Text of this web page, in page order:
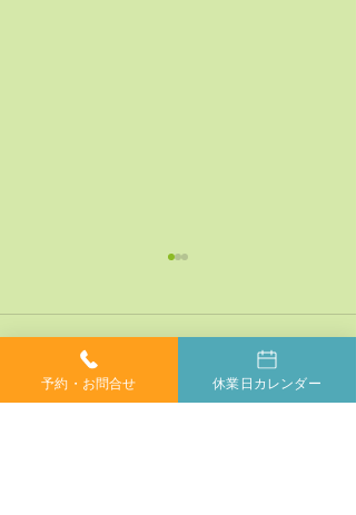
予約・お問合せ 休業日カレンダー